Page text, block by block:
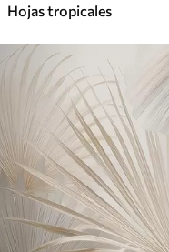
Hojas tropicales